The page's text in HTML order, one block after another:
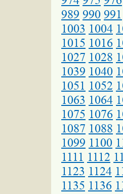
989 990 991
1003 1004
1015 1016
1027 1028
1039 1040
1051 1052
1063 1064
1075 1076
1087 1088
1099 1100
1111 1112
1123 1124
1135 1136